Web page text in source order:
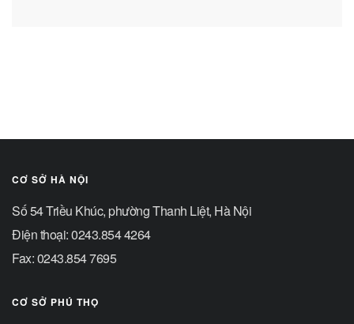
CƠ SỞ HÀ NỘI
Số 54 Triều Khúc, phường Thanh Liệt, Hà Nội
Điện thoại: 0243.854 4264
Fax: 0243.854 7695
CƠ SỞ PHÚ THỌ